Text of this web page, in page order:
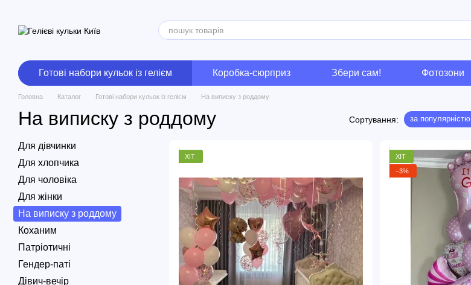
Готові набори кульок із гелієм Коробка-сюрприз Збери сам! Фотозони
Головна Каталог Готові набори кульок із гелієм На виписку з роддому
На виписку з роддому Сортування: за популярністю
ХІТ
ХІТ
−3%
Для дівчинки
Для хлопчика
Для чоловіка
Для жінки
На виписку з роддому
Коханим
Патріотичні
Гендер-паті
Дівич-вечір